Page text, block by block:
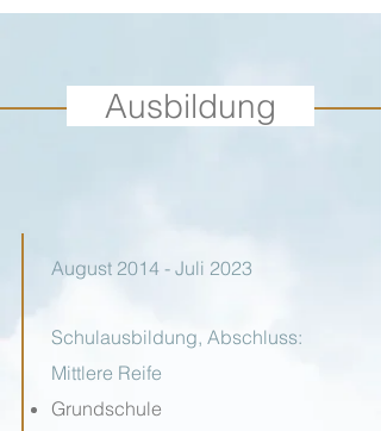
Ausbildung
August 2014 - Juli 2023
Schulausbildung, Abschluss:
Mittlere Reife
Grundschule